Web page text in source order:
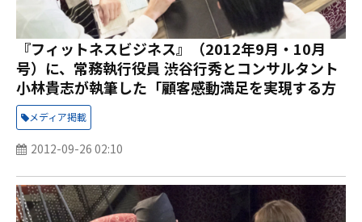
『フィットネスビジネス』（2012年9月・10月
号）に、常務執行役員 渋谷行秀とコンサルタント
小林貴志が執筆した「顧客感動満足を実現する方
法2」が掲載されました。
メディア掲載
2012-09-26 02:10